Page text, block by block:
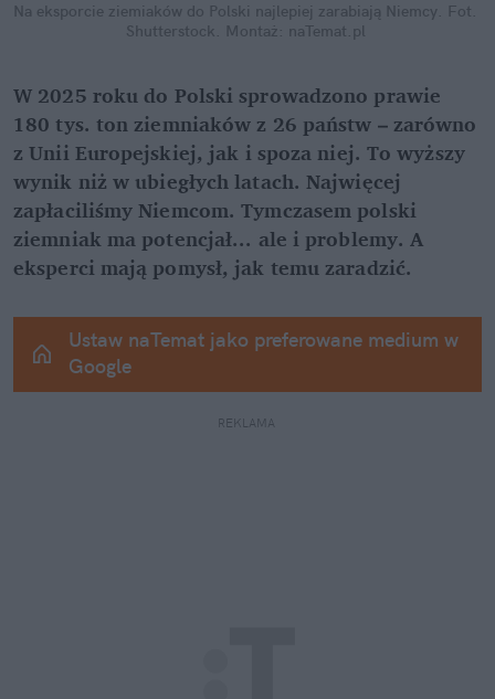
Na eksporcie ziemiaków do Polski najlepiej zarabiają Niemcy. Fot.
Shutterstock. Montaż: naTemat.pl
W 2025 roku do Polski sprowadzono prawie
180 tys. ton ziemniaków z 26 państw – zarówno
z Unii Europejskiej, jak i spoza niej. To wyższy
wynik niż w ubiegłych latach. Najwięcej
zapłaciliśmy Niemcom. Tymczasem polski
ziemniak ma potencjał... ale i problemy. A
eksperci mają pomysł, jak temu zaradzić.
Ustaw naTemat jako preferowane medium w
Google
REKLAMA